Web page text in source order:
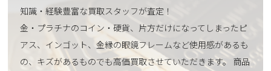
知識・経験豊富な買取スタッフが査定！
金・プラチナのコイン・硬貨、片方だけになってしまったピ
アス、インゴット、金縁の眼鏡フレームなど使用感があるも
の、キズがあるものでも高価買取させていただきます。 商品